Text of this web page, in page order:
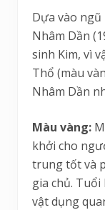
Dựa vào
Nhâm Dần
sinh Kim, vì
Thổ (màu
Nhâm Dần
Màu vàng:
khởi cho
trung tốt và
gia chủ. Tuổi
vật dụng